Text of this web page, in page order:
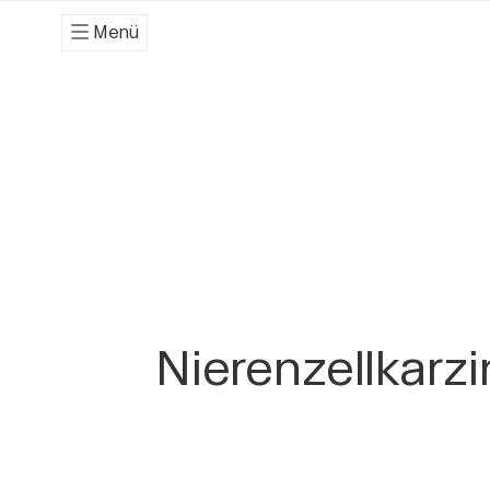
Menü